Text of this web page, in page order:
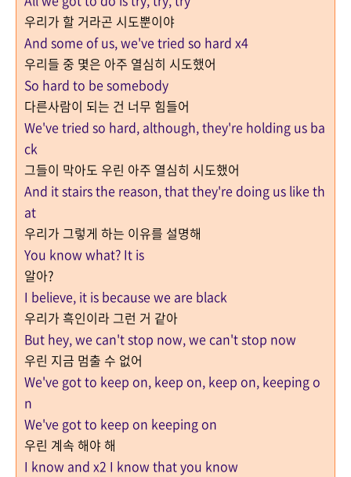
우리가 할 거라곤 시도뿐이야
And some of us, we've tried so hard x4
우리들 중 몇은 아주 열심히 시도했어
So hard to be somebody
다른사람이 되는 건 너무 힘들어
We've tried so hard, although, they're holding us ba
ck
그들이 막아도 우린 아주 열심히 시도했어
And it stairs the reason, that they're doing us like th
at
우리가 그렇게 하는 이유를 설명해
You know what? It is
알아?
I believe, it is because we are black
우리가 흑인이라 그런 거 같아
But hey, we can't stop now, we can't stop now
우린 지금 멈출 수 없어
We've got to keep on, keep on, keep on, keeping o
n
We've got to keep on keeping on
우린 계속 해야 해
I know and x2 I know that you know